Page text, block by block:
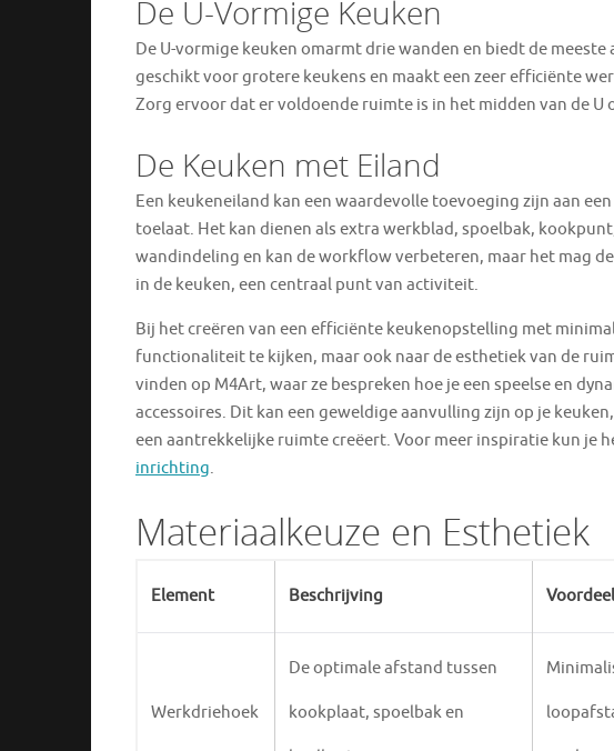
De U-Vormige Keuken
De U-vormige keuken omarmt drie wanden en biedt de
geschikt voor grotere keukens en maakt een zeer efficiënte
Zorg ervoor dat er voldoende ruimte is in het midden van de
De Keuken met Eiland
Een keukeneiland kan een waardevolle toevoeging zijn aan
toelaat. Het kan dienen als extra werkblad, spoelbak,
wandindeling en kan de workflow verbeteren, maar het mag
in de keuken, een centraal punt van activiteit.
Bij het creëren van een efficiënte keukenopstelling met
functionaliteit te kijken, maar ook naar de esthetiek van de
vinden op M4Art, waar ze bespreken hoe je een speelse en
accessoires. Dit kan een geweldige aanvulling zijn op je
een aantrekkelijke ruimte creëert. Voor meer inspiratie kun je
inrichting.
Materiaalkeuze en Esthetiek
Element Beschrijving Voordeel
Werkdriehoek
De optimale afstand tussen
kookplaat, spoelbak en